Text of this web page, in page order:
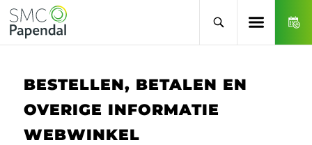
BESTELLEN, BETALEN EN
OVERIGE INFORMATIE
WEBWINKEL